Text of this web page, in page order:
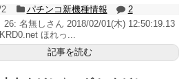
パチンコ新機種情報
2
26: 名無しさん 2018/02/01(木) 12:50:19.13
ほれっ...
記事を読む